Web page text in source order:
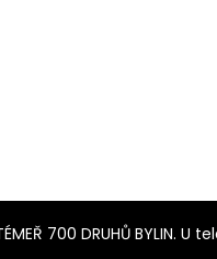
700 DRUHŮ BYLIN.